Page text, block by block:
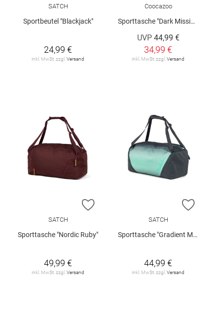
SATCH
Sportbeutel "Blackjack"
24,99 €
inkl. MwSt. zzgl. Versand
Coocazoo
Sporttasche "Dark Mission"
UVP 44,99 €
34,99 €
inkl. MwSt. zzgl. Versand
ZUR WUNSCHLISTE HINZUFÜGEN
SATCH
Sporttasche "Nordic Ruby"
49,99 €
inkl. MwSt. zzgl. Versand
ZUR
SATCH
Sporttasche "Gradient Mint"
44,99 €
inkl. MwSt. zzgl. Versand